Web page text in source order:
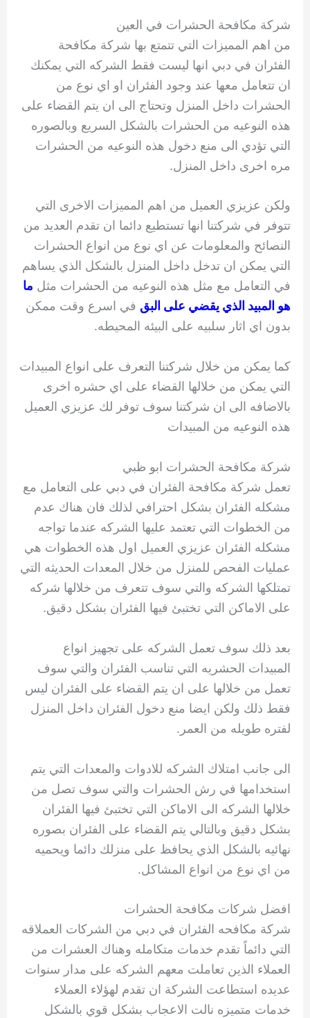
شركة مكافحة الحشرات في العين
من اهم المميزات التي تتمتع بها شركة مكافحة
الفئران في دبي انها ليست فقط الشركه التي يمكنك
ان تتعامل معها عند وجود الفئران او اي نوع من
الحشرات داخل المنزل وتحتاج الى ان يتم القضاء على
هذه النوعيه من الحشرات بالشكل السريع وبالصوره
التي تؤدي الى منع دخول هذه النوعيه من الحشرات
مره اخرى داخل المنزل.
ولكن عزيزي العميل من اهم المميزات الاخرى التي
تتوفر في شركتنا انها تستطيع دائما ان تقدم العديد من
النصائح والمعلومات عن اي نوع من انواع الحشرات
التي يمكن ان تدخل داخل المنزل بالشكل الذي يساهم
في التعامل مع مثل هذه النوعيه من الحشرات مثل ما
هو المبيد الذي يقضي على البق في اسرع وقت ممكن
بدون اي اثار سلبيه على البيئه المحيطه.
كما يمكن من خلال شركتنا التعرف على انواع المبيدات
التي يمكن من خلالها القضاء على اي حشره اخرى
بالاضافه الى ان شركتنا سوف توفر لك عزيزي العميل
هذه النوعيه من المبيدات
شركة مكافحة الحشرات ابو ظبي
تعمل شركة مكافحة الفئران في دبي على التعامل مع
مشكله الفئران بشكل احترافي لذلك فان هناك عدم
من الخطوات التي تعتمد عليها الشركه عندما تواجه
مشكله الفئران عزيزي العميل اول هذه الخطوات هي
عمليات الفحص للمنزل من خلال المعدات الحديثه التي
تمتلكها الشركه والتي سوف تتعرف من خلالها شركه
على الاماكن التي تختبئ فيها الفئران بشكل دقيق.
بعد ذلك سوف تعمل الشركه على تجهيز انواع
المبيدات الحشريه التي تناسب الفئران والتي سوف
تعمل من خلالها على ان يتم القضاء على الفئران ليس
فقط ذلك ولكن ايضا منع دخول الفئران داخل المنزل
لفتره طويله من العمر.
الى جانب امتلاك الشركه للادوات والمعدات التي يتم
استخدامها في رش الحشرات والتي سوف تصل من
خلالها الشركه الى الاماكن التي تختبئ فيها الفئران
بشكل دقيق وبالتالي يتم القضاء على الفئران بصوره
نهائيه بالشكل الذي يحافظ على منزلك دائما ويحميه
من اي نوع من انواع المشاكل.
افضل شركات مكافحة الحشرات
شركة مكافحه الفئران في دبي من الشركات العملاقه
التي دائماً تقدم خدمات متكامله وهناك العشرات من
العملاء الذين تعاملت معهم الشركه على مدار سنوات
عديده استطاعت الشركة ان تقدم لهؤلاء العملاء
خدمات متميزه نالت الاعجاب بشكل قوي بالشكل